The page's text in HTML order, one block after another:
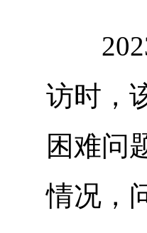
2023
访时，
困难问
情况，